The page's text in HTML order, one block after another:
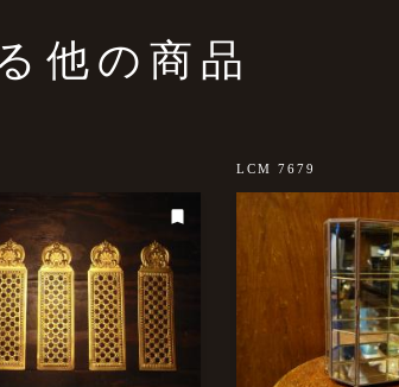
他の商品
LCM 7679